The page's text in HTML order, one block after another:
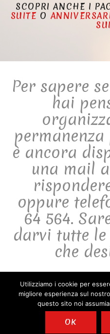
SCOPRI ANCHE I
SUITE O
Per sapere
hai
è ancora
una mail
oppure
64 564.
darvi tutte
che
© B&B Il Sogno di Pandora
riproduzione |Informativa
cookies| Designed
Utilizziamo i cookie per
migliore esperienza sul
questo sito noi
OK